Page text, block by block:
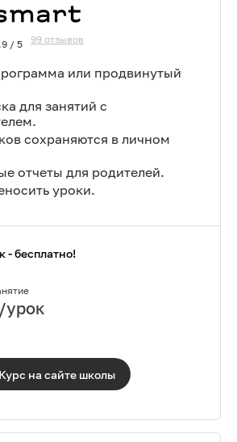
/ 5 99 отзывов
или продвинутый
для занятий с
сохраняются в личном
отчеты для родителей.
уроки.
- бесплатно!
Курс на сайте школы